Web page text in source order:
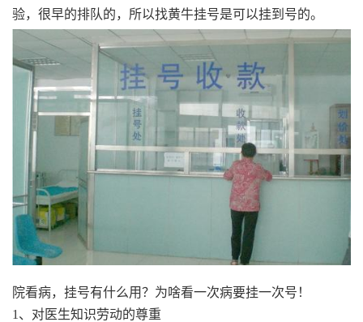
验，很早的排队的，所以找黄牛挂号是可以挂到号的。
院看病，挂号有什么用？为啥看一次病要挂一次号！
1、对医生知识劳动的尊重